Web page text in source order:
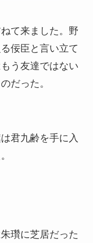
て来ました。野
佞臣と言い立て
う友達ではない
だった。
君九齢を手に入
瓚に芝居だった